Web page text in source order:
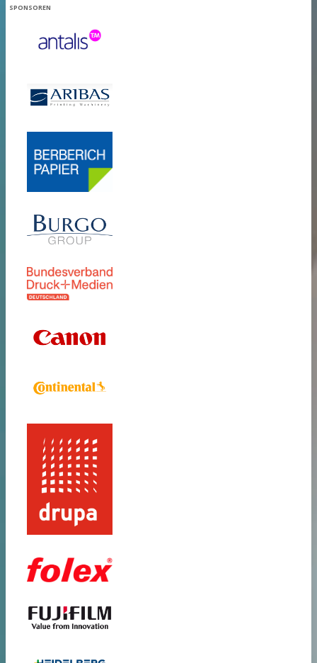
SPONSOREN